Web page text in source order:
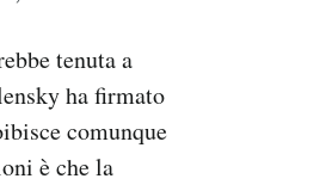
tenuta a
ha firmato
comunque
è che la